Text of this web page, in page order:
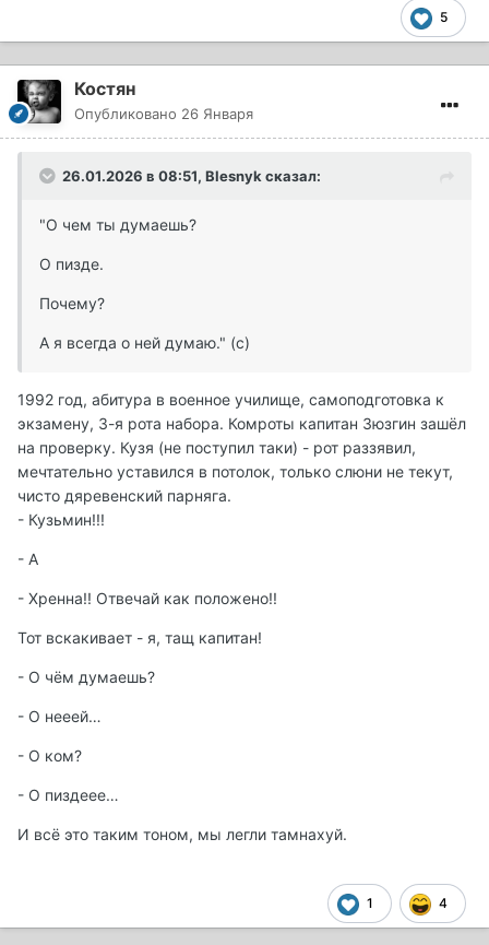
5
Костян
Опубликовано 26 Января
26.01.2026 в 08:51, Blesnykсказал:
"О чем ты думаешь?
О пизде.
Почему?
А я всегда о ней думаю." (с)
1992 год, абитура в военное училище, самоподготовка к
экзамену, 3-я рота набора. Комроты капитан Зюзгин зашёл
на проверку. Кузя (не поступил таки) - рот раззявил,
мечтательно уставился в потолок, только слюни не текут,
чисто дяревенский парняга.
- Кузьмин!!!
- А
- Хренна!! Отвечай как положено!!
Тот вскакивает - я, тащ капитан!
- О чём думаешь?
- О нееей…
- О ком?
- О пиздеее…
И всё это таким тоном, мы легли тамнахуй.
1 4